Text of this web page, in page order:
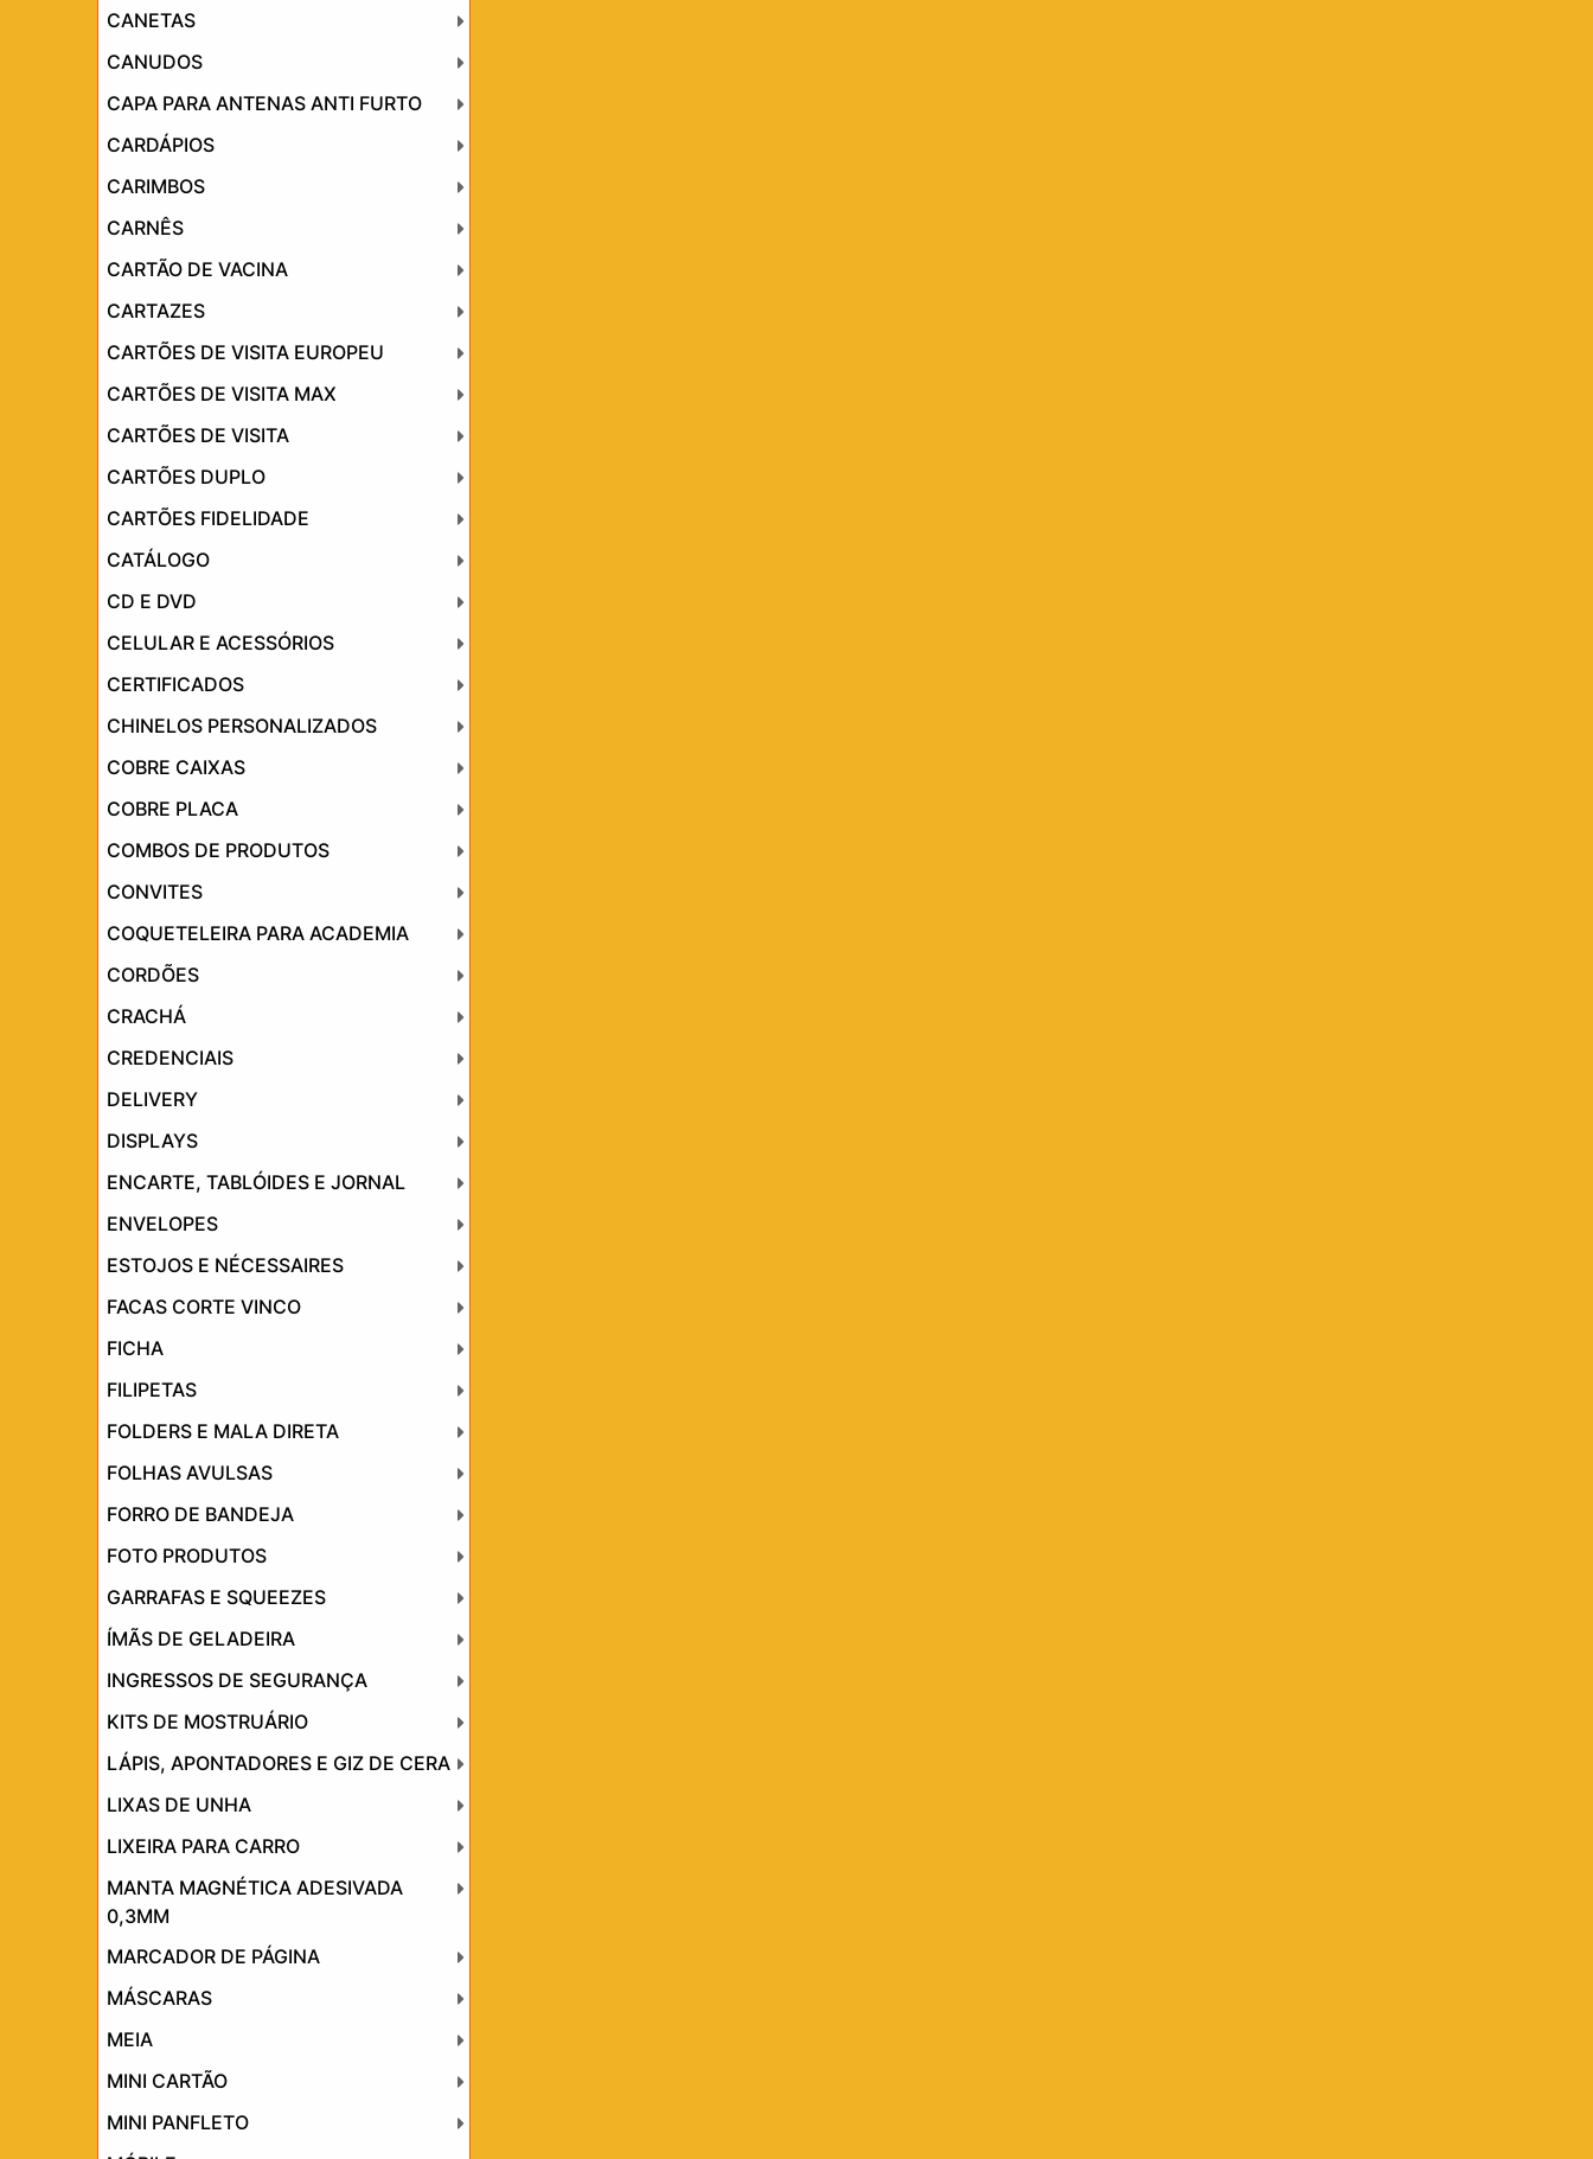
CANETAS
CANUDOS
CAPA PARA ANTENAS ANTI FURTO
CARDÁPIOS
CARIMBOS
CARNÊS
CARTÃO DE VACINA
CARTAZES
CARTÕES DE VISITA EUROPEU
CARTÕES DE VISITA MAX
CARTÕES DE VISITA
CARTÕES DUPLO
CARTÕES FIDELIDADE
CATÁLOGO
CD E DVD
CELULAR E ACESSÓRIOS
CERTIFICADOS
CHINELOS PERSONALIZADOS
COBRE CAIXAS
COBRE PLACA
COMBOS DE PRODUTOS
CONVITES
COQUETELEIRA PARA ACADEMIA
CORDÕES
CRACHÁ
CREDENCIAIS
DELIVERY
DISPLAYS
ENCARTE, TABLÓIDES E JORNAL
ENVELOPES
ESTOJOS E NÉCESSAIRES
FACAS CORTE VINCO
FICHA
FILIPETAS
FOLDERS E MALA DIRETA
FOLHAS AVULSAS
FORRO DE BANDEJA
FOTO PRODUTOS
GARRAFAS E SQUEEZES
ÍMÃS DE GELADEIRA
INGRESSOS DE SEGURANÇA
KITS DE MOSTRUÁRIO
LÁPIS, APONTADORES E GIZ DE CERA
LIXAS DE UNHA
LIXEIRA PARA CARRO
MANTA MAGNÉTICA ADESIVADA
0,3MM
MARCADOR DE PÁGINA
MÁSCARAS
MEIA
MINI CARTÃO
MINI PANFLETO